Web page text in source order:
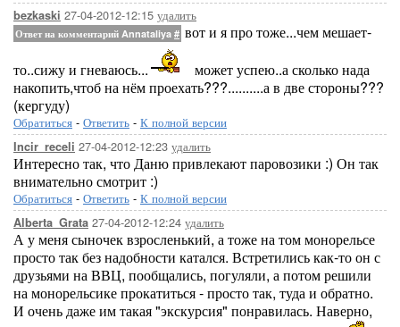
bezkaski 27-04-2012-12:15 удалить
Ответ на комментарий Annataliya # вот и я про тоже...чем мешает-
то..сижу и гневаюсь...
может успею..а сколько нада
накопить,чтоб на нём проехать???..........а в две стороны???
(кергуду)
Обратиться - Ответить - К полной версии
Incir_receli 27-04-2012-12:23 удалить
Интересно так, что Даню привлекают паровозики :) Он так
внимательно смотрит :)
Обратиться - Ответить - К полной версии
Alberta_Grata 27-04-2012-12:24 удалить
А у меня сыночек взросленький, а тоже на том монорельсе
просто так без надобности катался. Встретились как-то он с
друзьями на ВВЦ, пообщались, погуляли, а потом решили
на монорельсике прокатиться - просто так, туда и обратно.
И очень даже им такая "экскурсия" понравилась. Наверно,